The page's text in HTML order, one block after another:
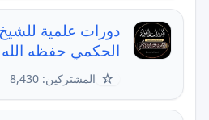
دورات علمية
الحكمي حفظه الله
☆ المشتركين: 8,430